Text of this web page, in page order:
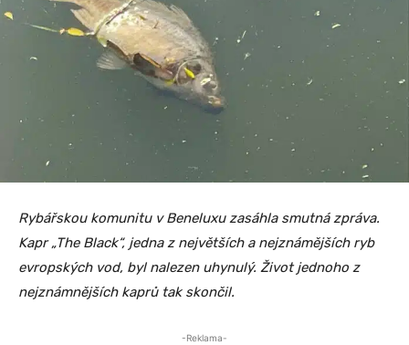
Rybářskou komunitu v Beneluxu zasáhla smutná zpráva.
Kapr „The Black“, jedna z největších a nejznámějších ryb
evropských vod, byl nalezen uhynulý. Život jednoho z
nejznámnějších kaprů tak skončil.
-Reklama-